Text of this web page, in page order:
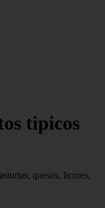
tipicos
quesos, licores,